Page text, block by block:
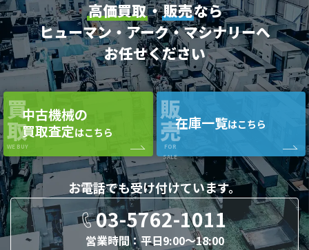
高価買取・販売なら
ヒューマン・アーク・マシナリーへ
お任せください
買
取
WE BUY
中古機械の
買取査定はこちら
販
売
FOR
SALE
在庫一覧はこちら
お電話でも受け付けています。
03-5762-1011
営業時間：平日9:00〜18:00